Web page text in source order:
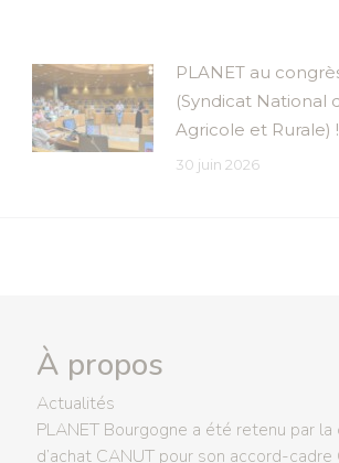
PLANET au
(Syndicat National
Agricole et Rurale)
30 juin 2026
À propos
Actualités
PLANET Bourgogne a été retenu par la
d’achat CANUT pour son accord-